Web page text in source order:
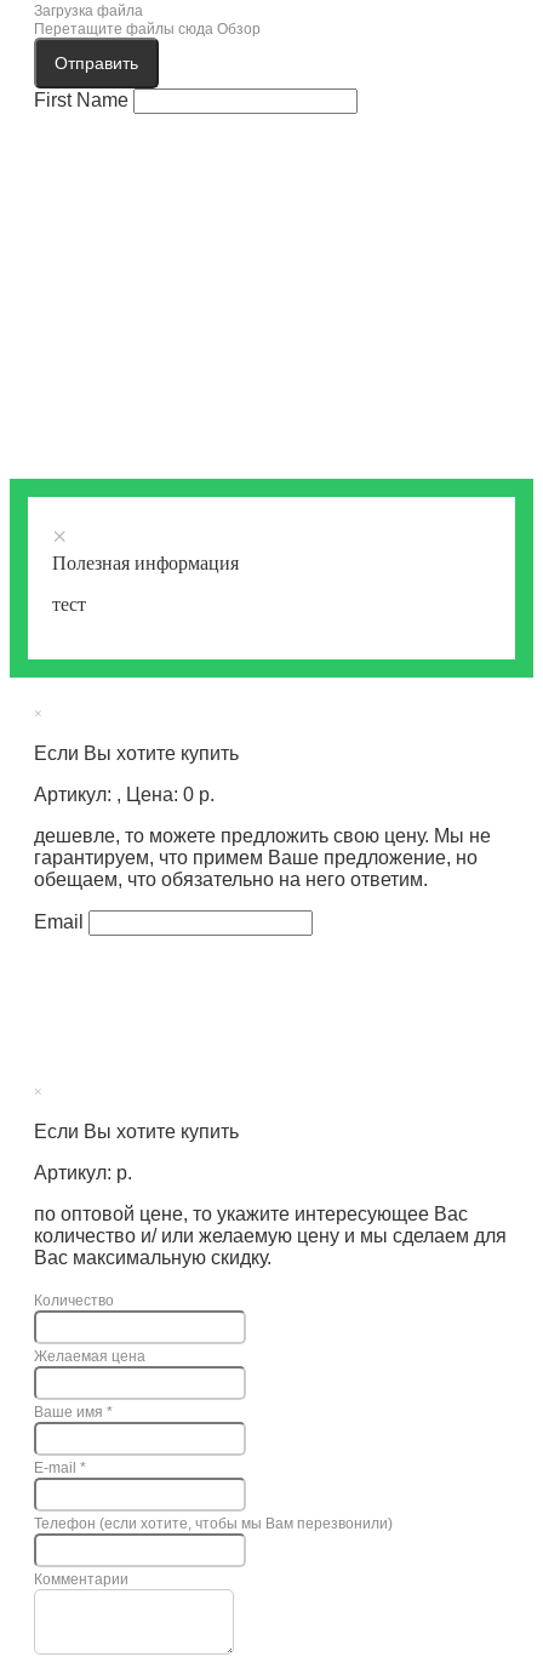
Загрузка файла
Перетащите файлы сюда Обзор
Отправить
First Name
×
Полезная информация
тест
×
Если Вы хотите купить
Артикул: , Цена: 0 р.
дешевле, то можете предложить свою цену. Мы не
гарантируем, что примем Ваше предложение, но
обещаем, что обязательно на него ответим.
Email
×
Если Вы хотите купить
Артикул: р.
по оптовой цене, то укажите интересующее Вас
количество и/ или желаемую цену и мы сделаем для
Вас максимальную скидку.
Количество
Желаемая цена
Ваше имя *
E-mail *
Телефон (если хотите, чтобы мы Вам перезвонили)
Комментарии